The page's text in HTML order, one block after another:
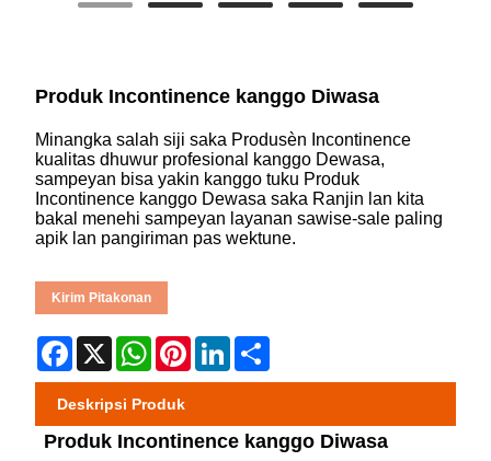
Produk Incontinence kanggo Diwasa
Minangka salah siji saka Produsèn Incontinence
kualitas dhuwur profesional kanggo Dewasa,
sampeyan bisa yakin kanggo tuku Produk
Incontinence kanggo Dewasa saka Ranjin lan kita
bakal menehi sampeyan layanan sawise-sale paling
apik lan pangiriman pas wektune.
Kirim Pitakonan
Facebook
X WhatsApp
PinterestLinkedIn
Deskripsi Produk
Produk Incontinence kanggo Diwasa